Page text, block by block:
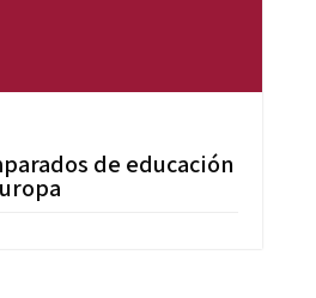
de educación